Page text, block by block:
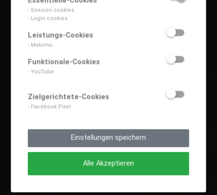
- Session cookies
- Login cookies
Leistungs-Cookies
- Matomo
Funktionale-Cookies
- YouTube
Zielgerichtete-Cookies
- Facebook Pixel
Einstellungen speichern
Alle Akzeptieren